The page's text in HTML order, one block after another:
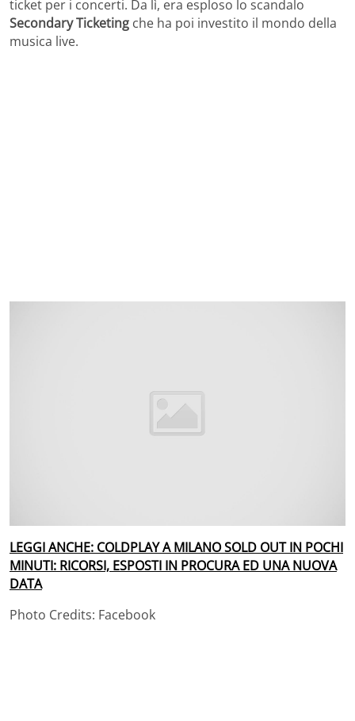
ticket per i concerti. Da lì, era esploso lo scandalo
Secondary Ticketing che ha poi investito il mondo della
musica live.
LEGGI ANCHE: COLDPLAY A MILANO SOLD OUT IN POCHI
MINUTI: RICORSI, ESPOSTI IN PROCURA ED UNA NUOVA
DATA
Photo Credits: Facebook